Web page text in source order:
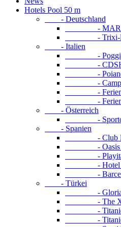
Hotels Pool 50 m
- Deutschland
- MARC
- Trixi-
- Italien
- Poggio
- CDSHotels
- Poiano
-
- Feriendorf
-
- Österreich
- Sportcamp
- Spanien
- Club La
- Oasis
- Playitas
- Hotel
- Barceló
- Türkei
- Gloria
- The
- Titanic
- Titanic